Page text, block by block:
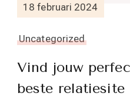
18 februari 2024
Uncategorized
Vind jouw
beste relatiesite